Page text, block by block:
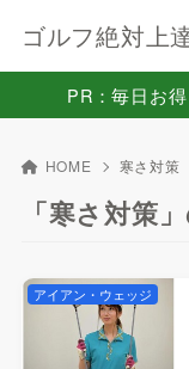
ゴルフ絶対上
PR：毎日お
HOME 寒さ対策
「寒さ対策
アイアン・ウェッジ